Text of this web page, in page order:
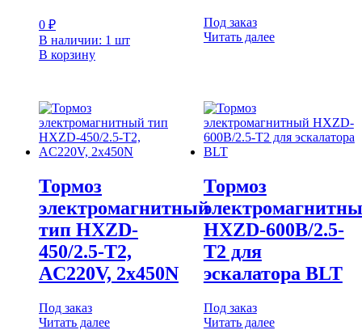
0 ₽
В наличии: 1 шт
В корзину
Под заказ
Читать далее
Тормоз
электромагнитный
тип HXZD-
450/2.5-T2,
AC220V, 2x450N
Под заказ
Читать далее
Тормоз
HXZD-600B/2.5-
T2 для
эскалатора BLT
Под заказ
Читать далее